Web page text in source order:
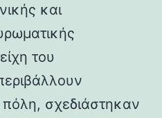
και
του
σχεδιάστηκαν